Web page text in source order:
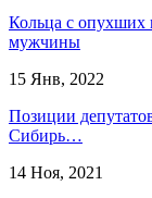
Кольца с опухших
мужчины
15 Янв, 2022
Позиции
Сибирь…
14 Ноя, 2021